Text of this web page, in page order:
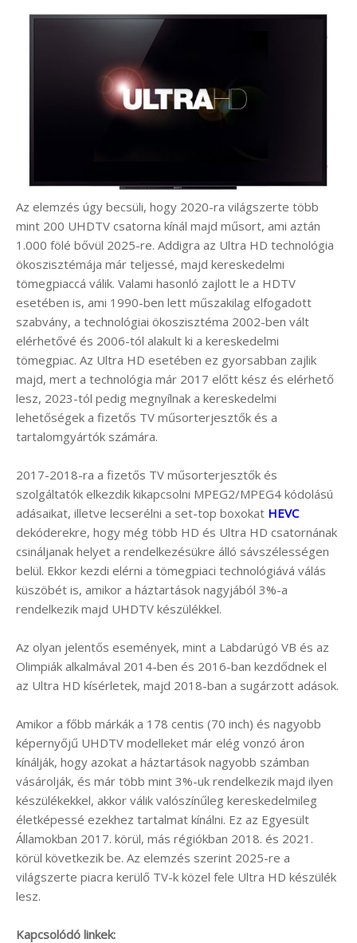
Az elemzés úgy becsüli, hogy 2020-ra világszerte több
mint 200 UHDTV csatorna kínál majd műsort, ami aztán
1.000 fölé bővül 2025-re. Addigra az Ultra HD technológia
ökoszisztémája már teljessé, majd kereskedelmi
tömegpiaccá válik. Valami hasonló zajlott le a HDTV
esetében is, ami 1990-ben lett műszakilag elfogadott
szabvány, a technológiai ökoszisztéma 2002-ben vált
elérhetővé és 2006-tól alakult ki a kereskedelmi
tömegpiac. Az Ultra HD esetében ez gyorsabban zajlik
majd, mert a technológia már 2017 előtt kész és elérhető
lesz, 2023-tól pedig megnyílnak a kereskedelmi
lehetőségek a fizetős TV műsorterjesztők és a
tartalomgyártók számára.
2017-2018-ra a fizetős TV műsorterjesztők és
szolgáltatók elkezdik kikapcsolni MPEG2/MPEG4 kódolású
adásaikat, illetve lecserélni a set-top boxokat HEVC
dekóderekre, hogy még több HD és Ultra HD csatornának
csináljanak helyet a rendelkezésükre álló sávszélességen
belül. Ekkor kezdi elérni a tömegpiaci technológiává válás
küszöbét is, amikor a háztartások nagyjából 3%-a
rendelkezik majd UHDTV készülékkel.
Az olyan jelentős események, mint a Labdarúgó VB és az
Olimpiák alkalmával 2014-ben és 2016-ban kezdődnek el
az Ultra HD kísérletek, majd 2018-ban a sugárzott adások.
Amikor a főbb márkák a 178 centis (70 inch) és nagyobb
képernyőjű UHDTV modelleket már elég vonzó áron
kínálják, hogy azokat a háztartások nagyobb számban
vásárolják, és már több mint 3%-uk rendelkezik majd ilyen
készülékekkel, akkor válik valószínűleg kereskedelmileg
életképessé ezekhez tartalmat kínálni. Ez az Egyesült
Államokban 2017. körül, más régiókban 2018. és 2021.
körül következik be. Az elemzés szerint 2025-re a
világszerte piacra kerülő TV-k közel fele Ultra HD készülék
lesz.
Kapcsolódó linkek: